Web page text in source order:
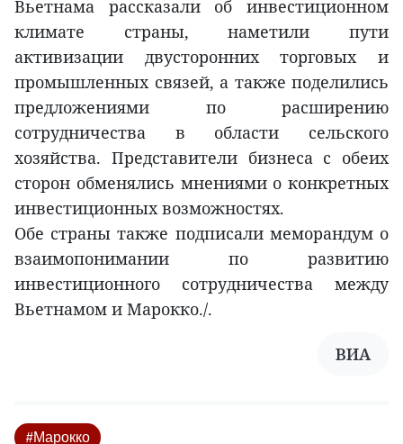
Вьетнама рассказали об инвестиционном
климате страны, наметили пути
активизации двусторонних торговых и
промышленных связей, а также поделились
предложениями по расширению
сотрудничества в области сельского
хозяйства. Представители бизнеса с обеих
сторон обменялись мнениями о конкретных
инвестиционных возможностях.
Обе страны также подписали меморандум о
взаимопонимании по развитию
инвестиционного сотрудничества между
Вьетнамом и Марокко./.
ВИА
#Марокко